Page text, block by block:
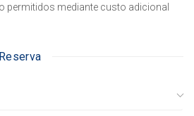
permitidos mediante custo adicional